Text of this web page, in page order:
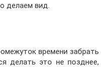
делаем вид.
времени забрать
делать это не позднее,